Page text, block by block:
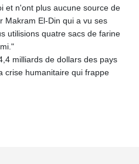
et n'ont plus aucune source de
Makram El-Din qui a vu ses
utilisions quatre sacs de farine
milliards de dollars des pays
crise humanitaire qui frappe